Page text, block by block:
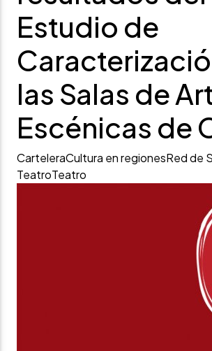
Estudio de
las Salas de
Escénicas de
CarteleraCultura en regionesRed de
TeatroTeatro